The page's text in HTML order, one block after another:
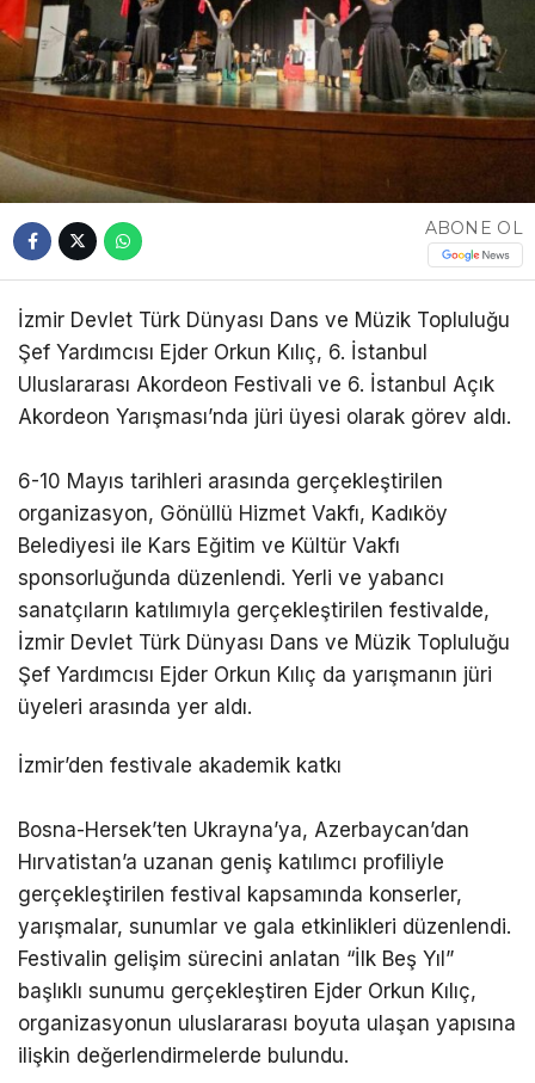
ABONE OL
İzmir Devlet Türk Dünyası Dans ve Müzik Topluluğu
Şef Yardımcısı Ejder Orkun Kılıç, 6. İstanbul
Uluslararası Akordeon Festivali ve 6. İstanbul Açık
Akordeon Yarışması’nda jüri üyesi olarak görev aldı.
6-10 Mayıs tarihleri arasında gerçekleştirilen
organizasyon, Gönüllü Hizmet Vakfı, Kadıköy
Belediyesi ile Kars Eğitim ve Kültür Vakfı
sponsorluğunda düzenlendi. Yerli ve yabancı
sanatçıların katılımıyla gerçekleştirilen festivalde,
İzmir Devlet Türk Dünyası Dans ve Müzik Topluluğu
Şef Yardımcısı Ejder Orkun Kılıç da yarışmanın jüri
üyeleri arasında yer aldı.
İzmir’den festivale akademik katkı
Bosna-Hersek’ten Ukrayna’ya, Azerbaycan’dan
Hırvatistan’a uzanan geniş katılımcı profiliyle
gerçekleştirilen festival kapsamında konserler,
yarışmalar, sunumlar ve gala etkinlikleri düzenlendi.
Festivalin gelişim sürecini anlatan “İlk Beş Yıl”
başlıklı sunumu gerçekleştiren Ejder Orkun Kılıç,
organizasyonun uluslararası boyuta ulaşan yapısına
ilişkin değerlendirmelerde bulundu.